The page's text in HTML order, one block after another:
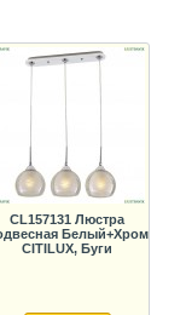
CL157131 Люстра
Белый+Хром
CITILUX, Буги